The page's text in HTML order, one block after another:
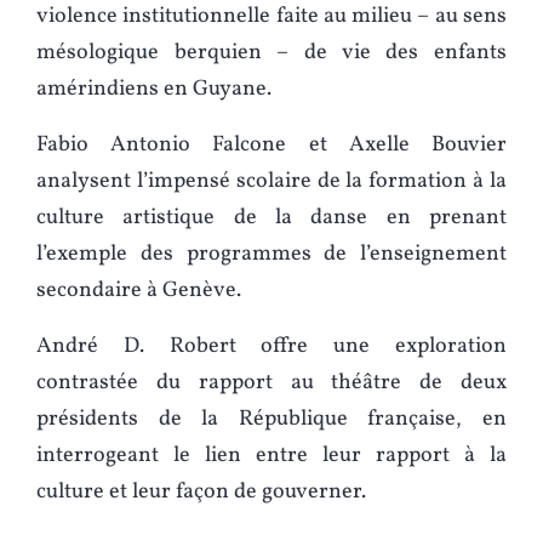
violence institutionnelle faite au milieu – au sens
mésologique berquien – de vie des enfants
amérindiens en Guyane.
Fabio Antonio Falcone et Axelle Bouvier
analysent l’impensé scolaire de la formation à la
culture artistique de la danse en prenant
l’exemple des programmes de l’enseignement
secondaire à Genève.
André D. Robert offre une exploration
contrastée du rapport au théâtre de deux
présidents de la République française, en
interrogeant le lien entre leur rapport à la
culture et leur façon de gouverner.